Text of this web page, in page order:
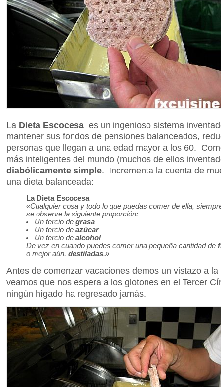
La Dieta Escocesa es un ingenioso sistema
mantener sus fondos de pensiones balanceados,
personas que llegan a una edad mayor a los 60.
más inteligentes del mundo (muchos de ellos
diabólicamente simple. Incrementa la cuenta de
una dieta balanceada:
La Dieta Escocesa
«Cualquier cosa y todo lo que puedas comer de ella,
se observe la siguiente proporción:
Un tercio de grasa
Un tercio de azúcar
Un tercio de alcohol
De vez en cuando puedes comer una pequeña cantidad de
o mejor aún, destiladas.»
Antes de comenzar vacaciones demos un vistazo a
veamos que nos espera a los glotones en el Tercer
ningún hígado ha regresado jamás.